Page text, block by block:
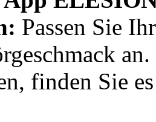
Passen Sie
finden Sie